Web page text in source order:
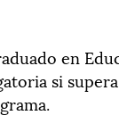
en
si